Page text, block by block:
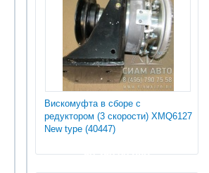
Вискомуфта в сборе с
редуктором (3 скорости) XMQ6127
New type (40447)
50 250.00 руб